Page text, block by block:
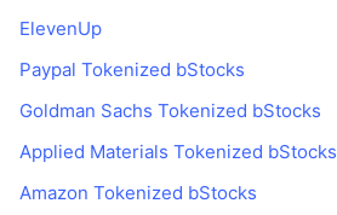
ElevenUp
Paypal Tokenized bStocks
Goldman Sachs Tokenized bStocks
Applied Materials Tokenized bStocks
Amazon Tokenized bStocks